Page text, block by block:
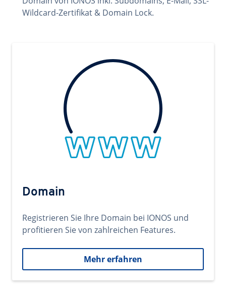
Wildcard-Zertifikat & Domain Lock.
Domain
Registrieren Sie Ihre Domain bei IONOS und
profitieren Sie von zahlreichen Features.
Mehr erfahren